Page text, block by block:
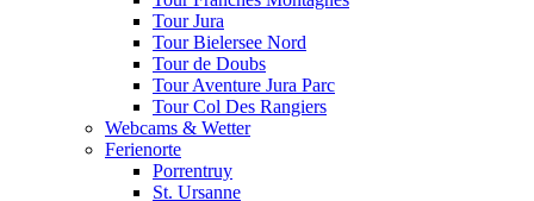
Tour Jura
Tour Bielersee Nord
Tour de Doubs
Tour Aventure Jura Parc
Tour Col Des Rangiers
Webcams & Wetter
Ferienorte
Porrentruy
St. Ursanne